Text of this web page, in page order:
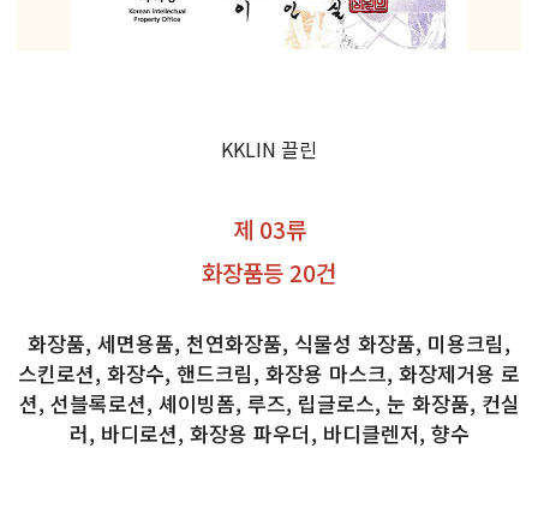
KKLIN 끌린
제 03류
화장품등 20건
화장품, 세면용품, 천연화장품, 식물성 화장품, 미용크림,
스킨로션, 화장수, 핸드크림, 화장용 마스크, 화장제거용 로
션, 선블록로션, 셰이빙폼, 루즈, 립글로스, 눈 화장품, 컨실
러, 바디로션, 화장용 파우더, 바디클렌저, 향수